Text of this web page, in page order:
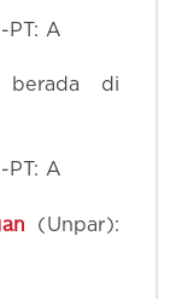
PT: A
berada di
PT: A
(Unpar):